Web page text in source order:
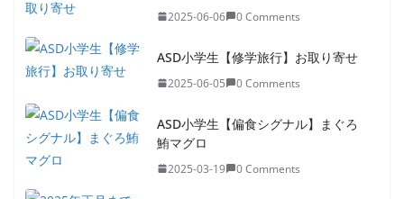
2025-06-06 0 Comments
ASD小学生【修学旅行】お取り寄せ
2025-06-05 0 Comments
ASD小学生【偏食シグナル】まぐろ
鮪マグロ
2025-03-19 0 Comments